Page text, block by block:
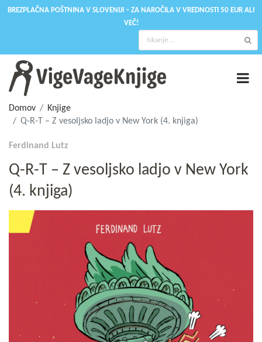
BREZPLAČNA POŠTNINA V SLOVENIJI – ZA NAROČILA V VREDNOSTI 50 EUR ALI
VEČ!
Domov
Knjige
Q-R-T – Z vesoljsko ladjo v New York (4. knjiga)
Ferdinand Lutz
Q-R-T – Z vesoljsko ladjo v New York
(4. knjiga)